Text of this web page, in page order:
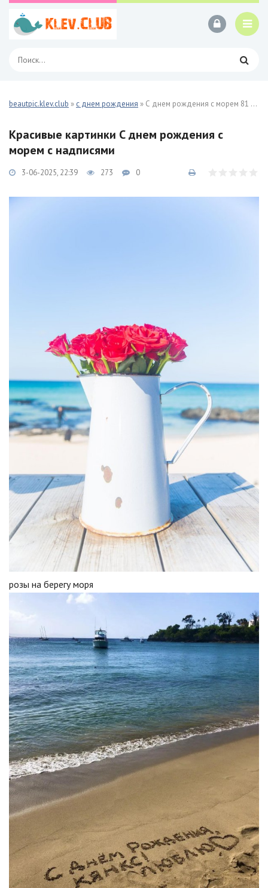
beautpic.klev.club » с днем рождения » С днем рождения с морем 81 фото
Красивые картинки С днем рождения с
морем с надписями
3-06-2025, 22:39 273 0
розы на берегу моря